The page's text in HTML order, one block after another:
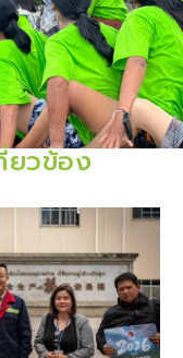
ยวข้อง